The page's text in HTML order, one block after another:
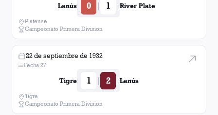
Lanús 0 | 1 River Plate
Platense
Campeonato Primera Division
22 de septiembre de 1932
Fecha 27
Tigre 1 | 2 Lanús
Tigre
Campeonato Primera Division